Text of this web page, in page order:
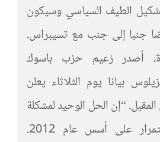
الطيف السياسي وسيكون
جنبا إلى جنب مع تسيبراس.
أصدر زعيم حزب باسوك
بيانا يوم الثلاثاء يعلن
“إن الحل الوحيد لمشكلة
الديون، هو الاستمرار على أسس عام 2012.